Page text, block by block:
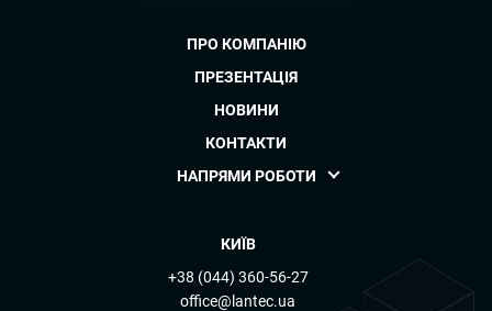
НАПРЯМИ РОБОТИ
ПРО КОМПАНІЮ
ПРЕЗЕНТАЦІЯ
НОВИНИ
КОНТАКТИ
КИЇВ
+38 (044) 360-56-27
office@lantec.ua